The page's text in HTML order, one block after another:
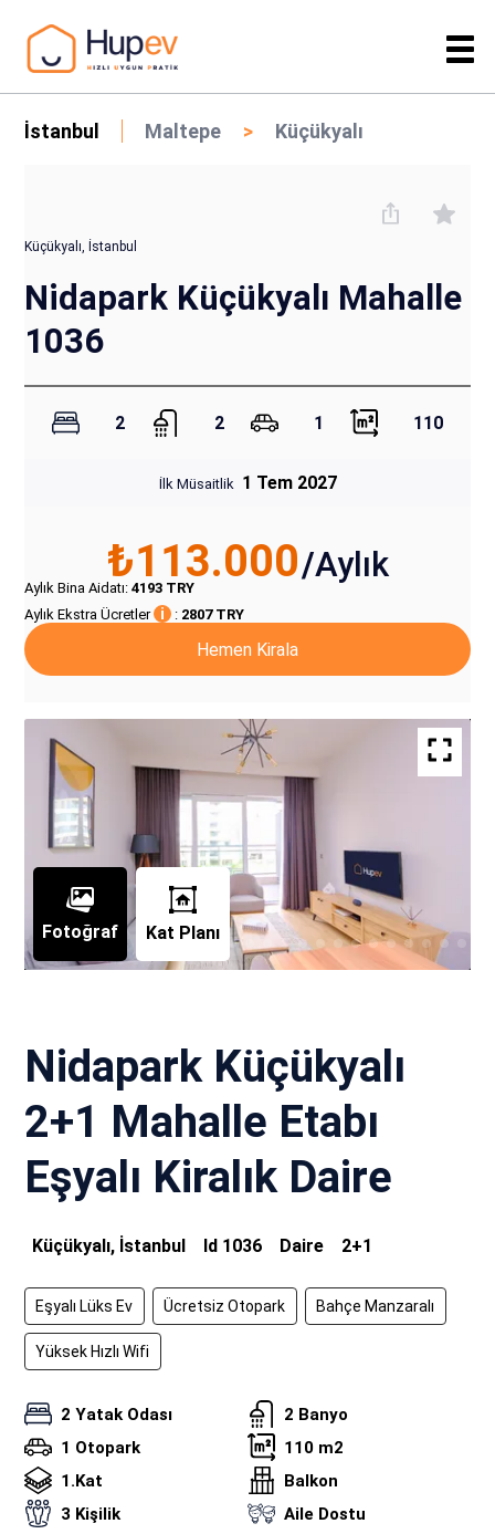
İstanbul Maltepe Küçükyalı
Küçükyalı, İstanbul
Nidapark Küçükyalı Mahalle
1036
2 2 1 110
İlk Müsaitlik 1 Tem 2027
₺113.000/Aylık
Aylık Bina Aidatı: 4193 TRY
Aylık Ekstra Ücretler
i : 2807 TRY
Hemen Kirala
Fotoğraf Kat Planı
Nidapark Küçükyalı
2+1 Mahalle Etabı
Eşyalı Kiralık Daire
Küçükyalı, İstanbul Id 1036 Daire 2+1
Eşyalı Lüks Ev Ücretsiz Otopark Bahçe Manzaralı
Yüksek Hızlı Wifi
2 Yatak Odası
2 Banyo
1 Otopark
110 m2
1.Kat
Balkon
3 Kişilik
Aile Dostu